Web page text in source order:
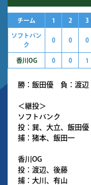
チーム 1 2 3
ソフトバン
ク
0 0 0
香川OG 0 0 1
勝：飯田優 負：渡辺
＜継投＞
ソフトバンク
投：巽、大立、飯田優
捕：猪本、飯田一
香川OG
投：渡辺、後藤
捕：大川、有山